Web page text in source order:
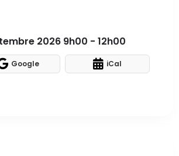
2026 9h00 - 12h00
Google iCal